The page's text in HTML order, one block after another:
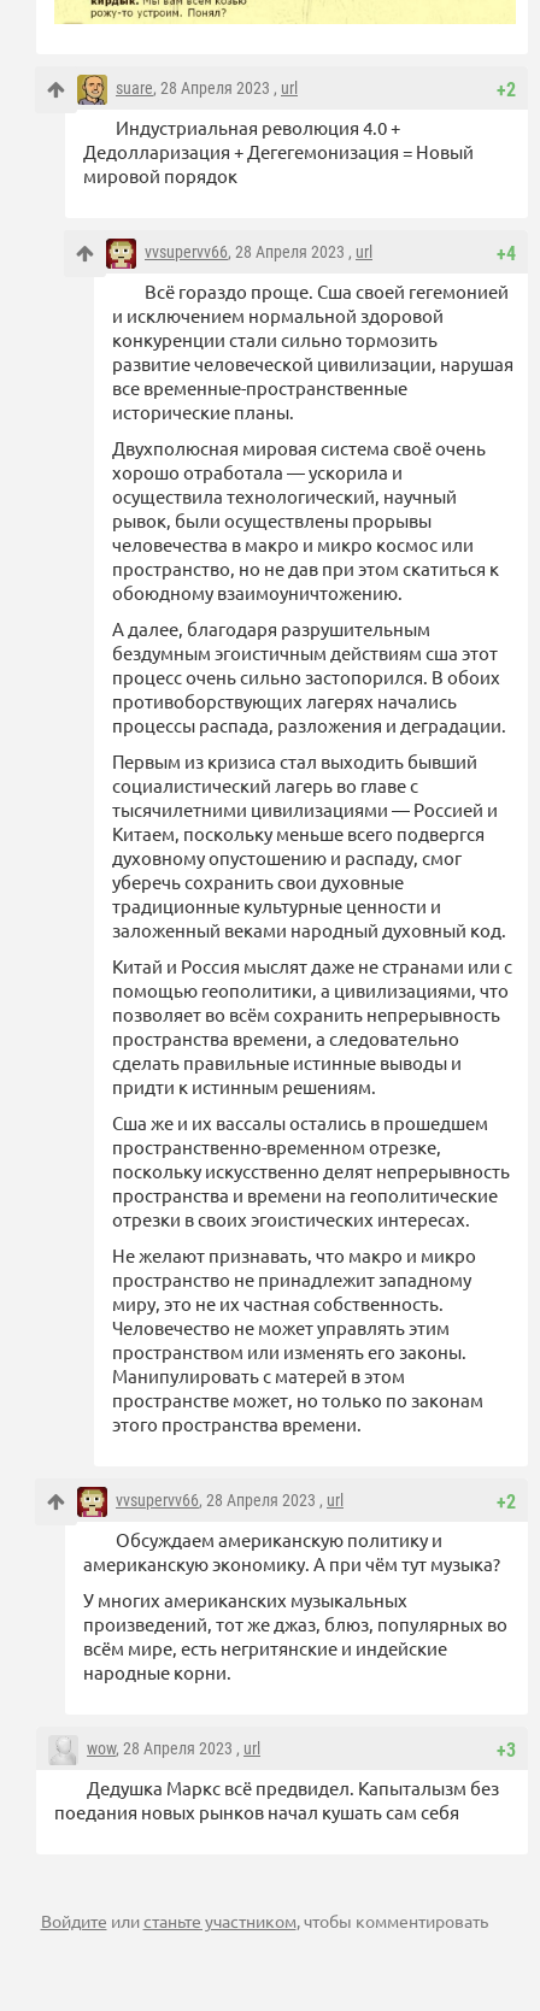
+2
suare, 28 Апреля 2023 , url
Индустриальная революция 4.0 +
Дедолларизация + Дегегемонизация = Новый
мировой порядок
+4
vvsupervv66, 28 Апреля 2023 , url
Всё гораздо проще. Сша своей гегемонией
и исключением нормальной здоровой
конкуренции стали сильно тормозить
развитие человеческой цивилизации, нарушая
все временные-пространственные
исторические планы.
Двухполюсная мировая система своё очень
хорошо отработала — ускорила и
осуществила технологический, научный
рывок, были осуществлены прорывы
человечества в макро и микро космос или
пространство, но не дав при этом скатиться к
обоюдному взаимоуничтожению.
А далее, благодаря разрушительным
бездумным эгоистичным действиям сша этот
процесс очень сильно застопорился. В обоих
противоборствующих лагерях начались
процессы распада, разложения и деградации.
Первым из кризиса стал выходить бывший
социалистический лагерь во главе с
тысячилетними цивилизациями — Россией и
Китаем, поскольку меньше всего подвергся
духовному опустошению и распаду, смог
уберечь сохранить свои духовные
традиционные культурные ценности и
заложенный веками народный духовный код.
Китай и Россия мыслят даже не странами или с
помощью геополитики, а цивилизациями, что
позволяет во всём сохранить непрерывность
пространства времени, а следовательно
сделать правильные истинные выводы и
придти к истинным решениям.
Сша же и их вассалы остались в прошедшем
пространственно-временном отрезке,
поскольку искусственно делят непрерывность
пространства и времени на геополитические
отрезки в своих эгоистических интересах.
Не желают признавать, что макро и микро
пространство не принадлежит западному
миру, это не их частная собственность.
Человечество не может управлять этим
пространством или изменять его законы.
Манипулировать с матерей в этом
пространстве может, но только по законам
этого пространства времени.
+2
vvsupervv66, 28 Апреля 2023 , url
Обсуждаем американскую политику и
американскую экономику. А при чём тут музыка?
У многих американских музыкальных
произведений, тот же джаз, блюз, популярных во
всём мире, есть негритянские и индейские
народные корни.
+3
wow, 28 Апреля 2023 , url
Дедушка Маркс всё предвидел. Капыталызм без
поедания новых рынков начал кушать сам себя
Войдите илистаньте участником, чтобы комментировать